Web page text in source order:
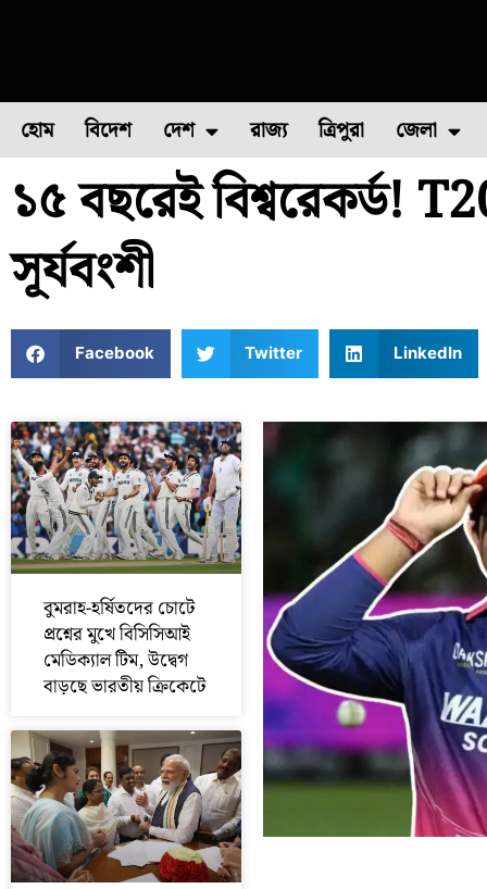
হোম বিদেশ দেশ
ফুল চাষ ফল চাষ মাছ চাষ পোল্ট্রি
রাজ্য ত্রিপুরা জেলা
উত্তর ২৪
১৫ বছরেই বিশ্বরেকর্ড!
সূর্যবংশী
Facebook Twitter LinkedIn
বুমরাহ-হর্ষিতদের চোটে
প্রশ্নের মুখে বিসিসিআই
মেডিক্যাল টিম, উদ্বেগ
বাড়ছে ভারতীয় ক্রিকেটে